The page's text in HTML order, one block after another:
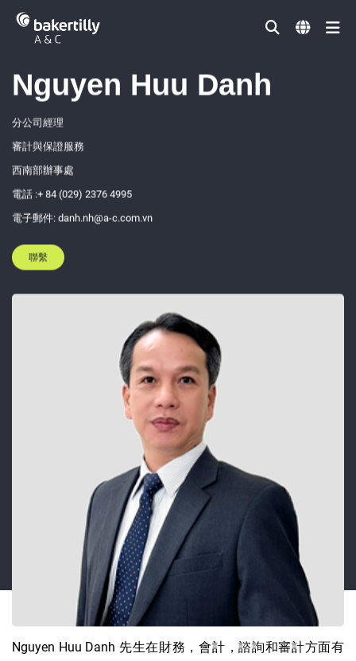
領導團隊
Nguyen Huu Danh
分公司經理
審計與保證服務
西南部辦事處
電話 :+ 84 (029) 2376 4995
電子郵件: danh.nh@a-c.com.vn
聯繫
Nguyen Huu Danh 先生在財務，會計，諮詢和審計方面有